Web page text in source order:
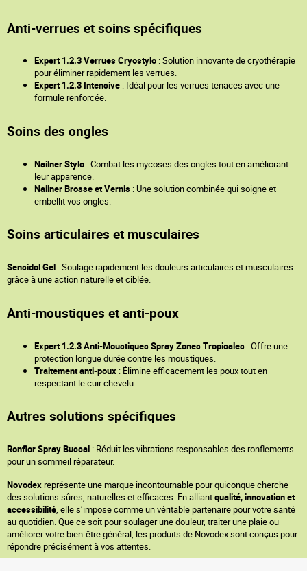
Anti-verrues et soins spécifiques
Expert 1.2.3 Verrues Cryostylo : Solution innovante de cryothérapie
pour éliminer rapidement les verrues.
Expert 1.2.3 Intensive : Idéal pour les verrues tenaces avec une
formule renforcée.
Soins des ongles
Nailner Stylo : Combat les mycoses des ongles tout en améliorant
leur apparence.
Nailner Brosse et Vernis : Une solution combinée qui soigne et
embellit vos ongles.
Soins articulaires et musculaires
Sensidol Gel : Soulage rapidement les douleurs articulaires et musculaires
grâce à une action naturelle et ciblée.
Anti-moustiques et anti-poux
Expert 1.2.3 Anti-Moustiques Spray Zones Tropicales : Offre une
protection longue durée contre les moustiques.
Traitement anti-poux : Élimine efficacement les poux tout en
respectant le cuir chevelu.
Autres solutions spécifiques
Ronflor Spray Buccal : Réduit les vibrations responsables des ronflements
pour un sommeil réparateur.
Novodexreprésente une marque incontournable pour quiconque cherche
des solutions sûres, naturelles et efficaces. En alliantqualité, innovation et
accessibilité, elle s’impose comme un véritable partenaire pour votre santé
au quotidien. Que ce soit pour soulager une douleur, traiter une plaie ou
améliorer votre bien-être général, les produits de Novodex sont conçus pour
répondre précisément à vos attentes.